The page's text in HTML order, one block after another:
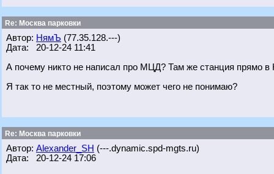
Re: Москва парковки
Автор: НямЪ (77.35.128.---)
Дата: 20-12-24 11:41
А почему никто не написал про МЦД? Там же станция прямо в
Я так то не местный, поэтому может чего не понимаю?
Re: Москва парковки
Автор: Alexander_SH (---.dynamic.spd-mgts.ru)
Дата: 20-12-24 17:06